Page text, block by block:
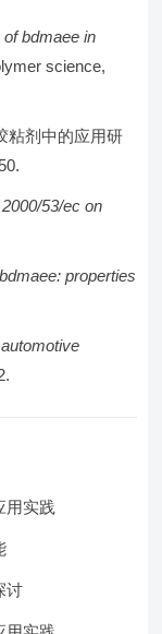
bdmaee in
science,
粘剂中的应用研
53/ec on
properties
用实践
讨